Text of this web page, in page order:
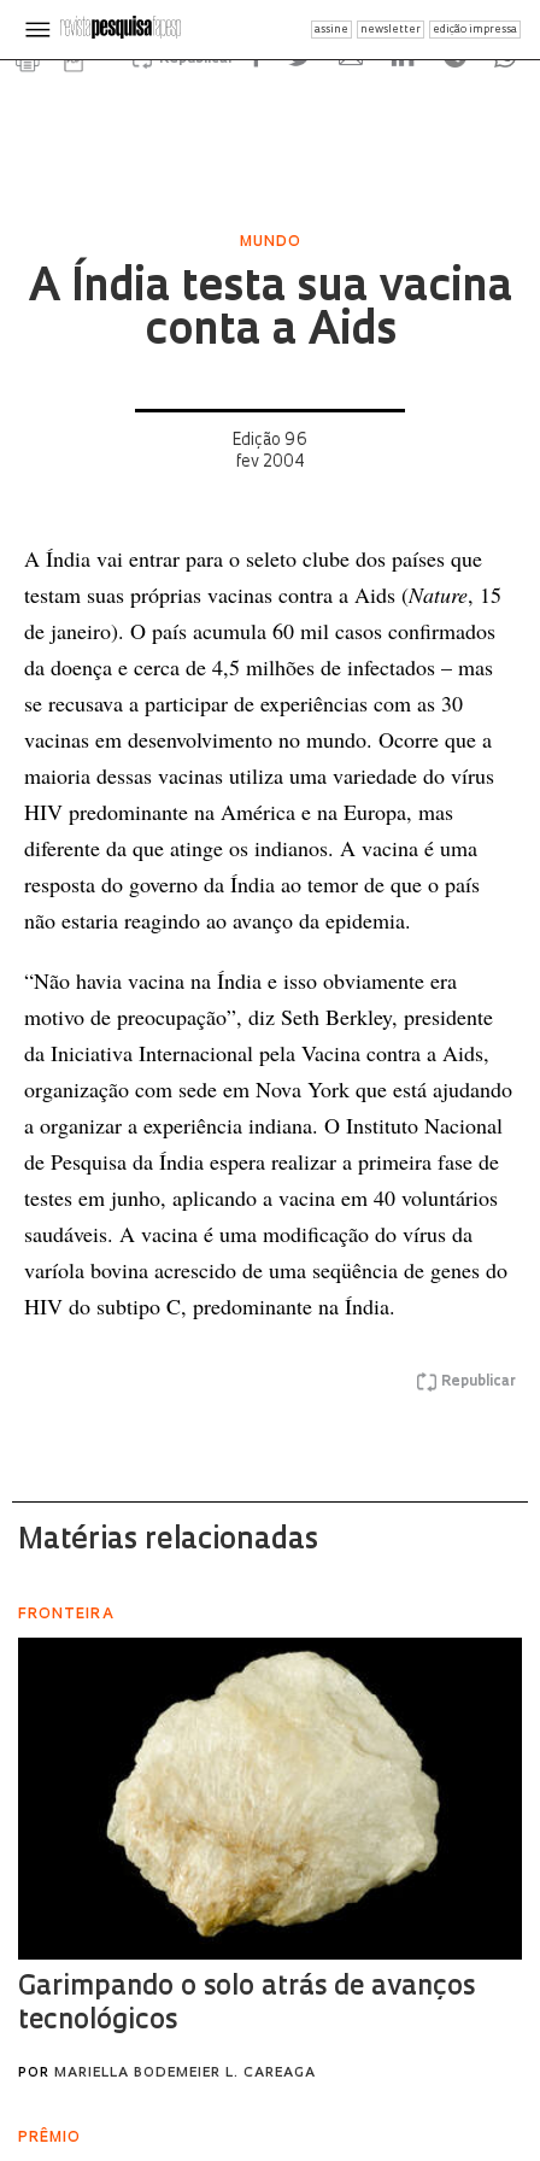
assine newsletter edição impressa
Republicar
MUNDO
A Índia testa sua vacina
conta a Aids
Edição 96
fev 2004
A Índia vai entrar para o seleto clube dos países que
testam suas próprias vacinas contra a Aids (Nature, 15
de janeiro). O país acumula 60 mil casos confirmados
da doença e cerca de 4,5 milhões de infectados – mas
se recusava a participar de experiências com as 30
vacinas em desenvolvimento no mundo. Ocorre que a
maioria dessas vacinas utiliza uma variedade do vírus
HIV predominante na América e na Europa, mas
diferente da que atinge os indianos. A vacina é uma
resposta do governo da Índia ao temor de que o país
não estaria reagindo ao avanço da epidemia.
“Não havia vacina na Índia e isso obviamente era
motivo de preocupação”, diz Seth Berkley, presidente
da Iniciativa Internacional pela Vacina contra a Aids,
organização com sede em Nova York que está ajudando
a organizar a experiência indiana. O Instituto Nacional
de Pesquisa da Índia espera realizar a primeira fase de
testes em junho, aplicando a vacina em 40 voluntários
saudáveis. A vacina é uma modificação do vírus da
varíola bovina acrescido de uma seqüência de genes do
HIV do subtipo C, predominante na Índia.
Republicar